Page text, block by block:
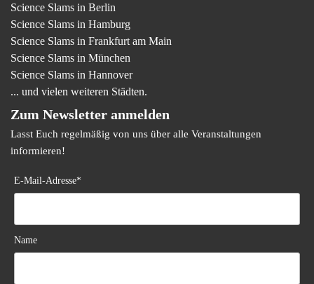
Science Slams in Berlin
Science Slams in Hamburg
Science Slams in Frankfurt am Main
Science Slams in München
Science Slams in Hannover
... und vielen weiteren Städten.
Zum Newsletter anmelden
Lasst Euch regelmäßig von uns über alle Veranstaltungen
informieren!
E-Mail-Adresse*
Name